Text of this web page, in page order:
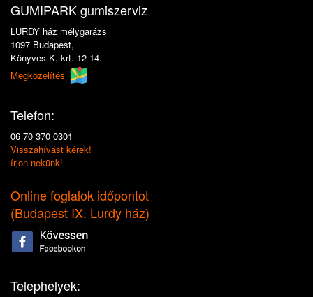
GUMIPARK gumiszerviz
LURDY ház mélygarázs
1097 Budapest,
Könyves K. krt. 12-14.
Megközelítés
Telefon:
06 70 370 0301
Visszahívást kérek!
írjon nekünk!
Online foglalok időpontot
(Budapest IX. Lurdy ház)
Telephelyek: